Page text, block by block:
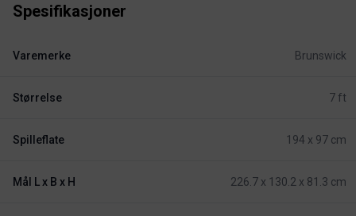
Spesifikasjoner
Varemerke Brunswick
Størrelse 7 ft
Spilleflate 194 x 97 cm
Mål L x B x H 226.7 x 130.2 x 81.3 cm